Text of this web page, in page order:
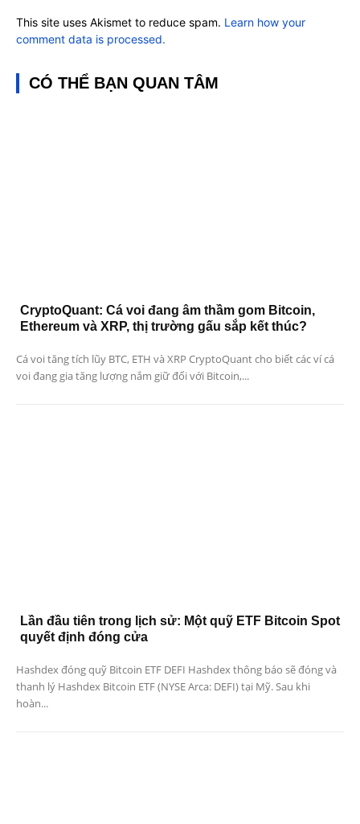
This site uses Akismet to reduce spam. Learn how your
comment data is processed.
CÓ THỂ BẠN QUAN TÂM
CryptoQuant: Cá voi đang âm thầm gom Bitcoin,
Ethereum và XRP, thị trường gấu sắp kết thúc?
Cá voi tăng tích lũy BTC, ETH và XRP CryptoQuant cho biết các ví cá
voi đang gia tăng lượng nắm giữ đối với Bitcoin,...
Lần đầu tiên trong lịch sử: Một quỹ ETF Bitcoin Spot
quyết định đóng cửa
Hashdex đóng quỹ Bitcoin ETF DEFI Hashdex thông báo sẽ đóng và
thanh lý Hashdex Bitcoin ETF (NYSE Arca: DEFI) tại Mỹ. Sau khi
hoàn...